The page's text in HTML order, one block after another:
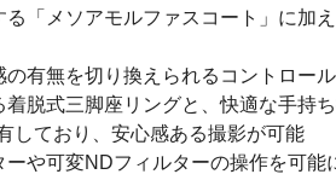
「メソアモルファスコート」に加
有無を切り換えられるコントロー
脱式三脚座リングと、快適な手持
しており、安心感ある撮影が可能
や可変NDフィルターの操作を可能